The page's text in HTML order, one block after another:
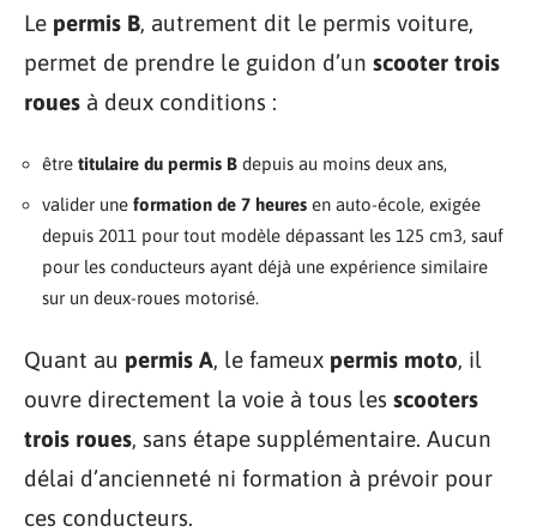
Le permis B, autrement dit le permis voiture,
permet de prendre le guidon d’un scooter trois
roues à deux conditions :
être titulaire du permis B depuis au moins deux ans,
valider une formation de 7 heures en auto-école, exigée
depuis 2011 pour tout modèle dépassant les 125 cm3, sauf
pour les conducteurs ayant déjà une expérience similaire
sur un deux-roues motorisé.
Quant au permis A, le fameux permis moto, il
ouvre directement la voie à tous les scooters
trois roues, sans étape supplémentaire. Aucun
délai d’ancienneté ni formation à prévoir pour
ces conducteurs.